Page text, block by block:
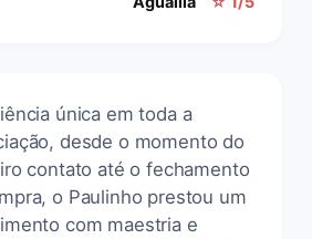
única em toda a
desde o momento do
contato até o fechamento
o Paulinho prestou um
com maestria e